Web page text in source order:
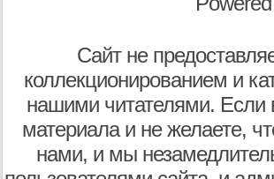
Сайт не
коллекционированием и
нашими читателями. Если
материала и не желаете,
нами, и мы